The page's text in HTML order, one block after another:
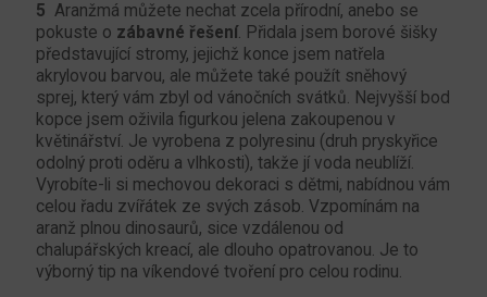
5 Aranžmá můžete nechat zcela přírodní, anebo se
pokuste o zábavné řešení. Přidala jsem borové šišky
představující stromy, jejichž konce jsem natřela
akrylovou barvou, ale můžete také použít sněhový
sprej, který vám zbyl od vánočních svátků. Nejvyšší bod
kopce jsem oživila figurkou jelena zakoupenou v
květinářství. Je vyrobena z polyresinu (druh pryskyřice
odolný proti oděru a vlhkosti), takže jí voda neublíží.
Vyrobíte-li si mechovou dekoraci s dětmi, nabídnou vám
celou řadu zvířátek ze svých zásob. Vzpomínám na
aranž plnou dinosaurů, sice vzdálenou od
chalupářských kreací, ale dlouho opatrovanou. Je to
výborný tip na víkendové tvoření pro celou rodinu.